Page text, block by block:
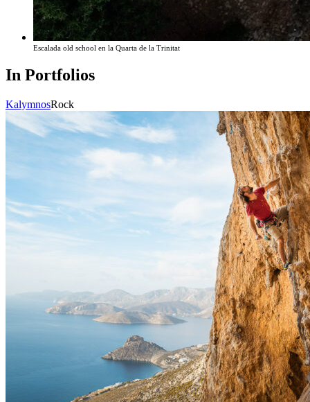
Escalada old school en la Quarta de la Trinitat
In Portfolios
KalymnosRock